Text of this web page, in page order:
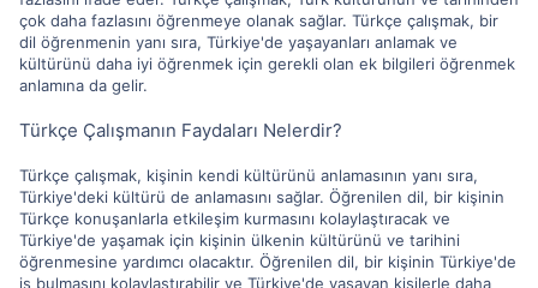
çok daha fazlasını öğrenmeye olanak sağlar. Türkçe çalışmak, bir
dil öğrenmenin yanı sıra, Türkiye'de yaşayanları anlamak ve
kültürünü daha iyi öğrenmek için gerekli olan ek bilgileri öğrenmek
anlamına da gelir.
Türkçe Çalışmanın Faydaları Nelerdir?
Türkçe çalışmak, kişinin kendi kültürünü anlamasının yanı sıra,
Türkiye'deki kültürü de anlamasını sağlar. Öğrenilen dil, bir kişinin
Türkçe konuşanlarla etkileşim kurmasını kolaylaştıracak ve
Türkiye'de yaşamak için kişinin ülkenin kültürünü ve tarihini
öğrenmesine yardımcı olacaktır. Öğrenilen dil, bir kişinin Türkiye'de
iş bulmasını kolaylaştırabilir ve Türkiye'de yaşayan kişilerle daha